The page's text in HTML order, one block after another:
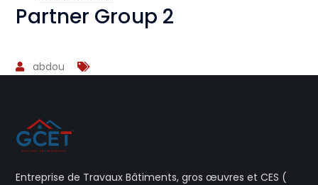
Partner Group 2
abdou
Entreprise de Travaux Bâtiments, gros œuvres et CES (